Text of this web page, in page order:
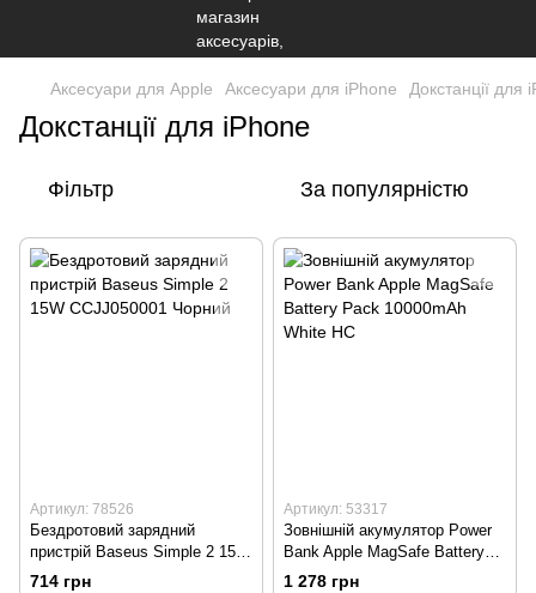
Аксесуари для Apple Аксесуари для iPhone Докстанції для
Докстанції для iPhone
Фільтр За популярністю
Артикул: 78526
Бездротовий зарядний
пристрій Baseus Simple 2 15W
CCJJ050001 Чорний
714 грн
Артикул: 53317
Зовнішній акумулятор Power
Bank Apple MagSafe Battery
Pack 10000mAh White HC
1 278 грн